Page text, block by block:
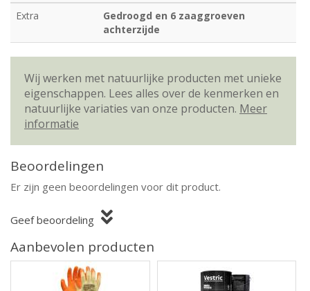
Extra
Gedroogd en 6 zaaggroeven
achterzijde
Wij werken met natuurlijke producten met unieke
eigenschappen. Lees alles over de kenmerken en
natuurlijke variaties van onze producten. Meer
informatie
Beoordelingen
Er zijn geen beoordelingen voor dit product.
Geef beoordeling
Aanbevolen producten